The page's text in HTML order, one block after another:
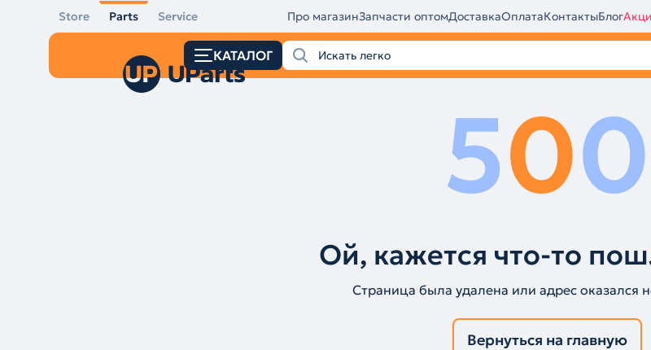
Store Parts Service Про магазинЗапчасти оптомДоставкаОплатаКонтактыБлог
КАТАЛОГ
500
Ой, кажется что-то
Страница была удалена или адрес оказался
Вернуться на главную